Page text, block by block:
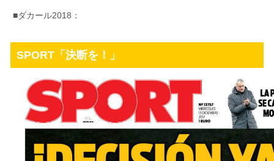
■ダカール2018：
SPORT「決断を！」